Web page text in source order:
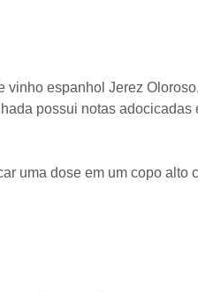
espanhol Jerez
possui notas
uma dose em um copo alto